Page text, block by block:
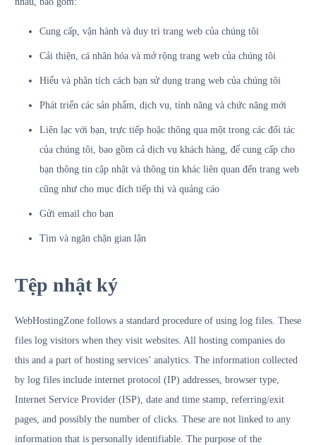
Cung cấp, vận hành và duy trì trang web của chúng tôi
Cải thiện, cá nhân hóa và mở rộng trang web của chúng tôi
Hiểu và phân tích cách bạn sử dụng trang web của chúng tôi
Phát triển các sản phẩm, dịch vụ, tính năng và chức năng mới
Liên lạc với bạn, trực tiếp hoặc thông qua một trong các đối tác
của chúng tôi, bao gồm cả dịch vụ khách hàng, để cung cấp cho
bạn thông tin cập nhật và thông tin khác liên quan đến trang web
cũng như cho mục đích tiếp thị và quảng cáo
Gửi email cho bạn
Tìm và ngăn chặn gian lận
Tệp nhật ký
WebHostingZone follows a standard procedure of using log files. These
files log visitors when they visit websites. All hosting companies do
this and a part of hosting services’ analytics. The information collected
by log files include internet protocol (IP) addresses, browser type,
Internet Service Provider (ISP), date and time stamp, referring/exit
pages, and possibly the number of clicks. These are not linked to any
information that is personally identifiable. The purpose of the